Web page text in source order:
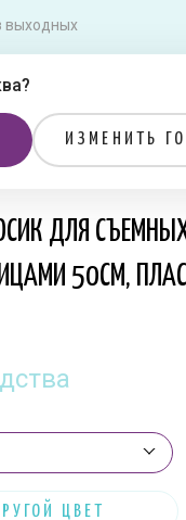
выходных
?
ИЗМЕНИТЬ
ЛИТЕРАТУРА
Knit Pro
ДЛЯ
50СМ,
ЦВЕТ